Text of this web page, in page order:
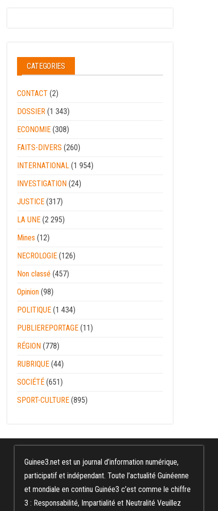
CATEGORIES
CONTACT (2)
DOSSIER (1 343)
ECONOMIE (308)
FAITS-DIVERS (260)
INTERNATIONAL (1 954)
INVESTIGATION (24)
JUSTICE (317)
LA UNE (2 295)
Mines (12)
NECROLOGIE (126)
Non classé (457)
Opinion (98)
POLITIQUE (1 434)
PUBLIEREPORTAGE (11)
RÉGION (778)
RUBRIQUE (44)
SOCIÉTÉ (651)
SPORT-CULTURE (895)
Guinee3.net est un journal d’information numérique,
participatif et indépendant. Toute l’actualité Guinéenne
et mondiale en continu Guinée3 c’est comme le chiffre
3 : Responsabilité, Impartialité et Neutralité Veuillez